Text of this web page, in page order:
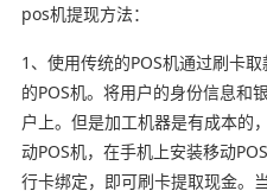
pos机提现方法：
1、使用传统的POS机通过刷卡
的POS机。将用户的身份信息和
户上。但是加工机器是有成本的
动POS机，在手机上安装移动
行卡绑定，即可刷卡提取现金。